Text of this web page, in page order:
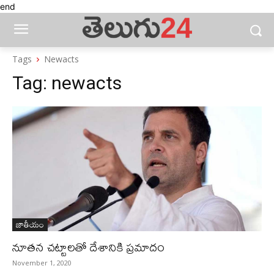
end
Tags Newacts
Tag: newacts
జాతీయం
నూతన చట్టాలతో దేశానికి ప్రమాదం
November 1, 2020